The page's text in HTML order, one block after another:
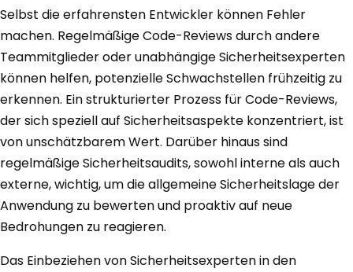
Selbst die erfahrensten Entwickler können Fehler
machen. Regelmäßige Code-Reviews durch andere
Teammitglieder oder unabhängige Sicherheitsexperten
können helfen, potenzielle Schwachstellen frühzeitig zu
erkennen. Ein strukturierter Prozess für Code-Reviews,
der sich speziell auf Sicherheitsaspekte konzentriert, ist
von unschätzbarem Wert. Darüber hinaus sind
regelmäßige Sicherheitsaudits, sowohl interne als auch
externe, wichtig, um die allgemeine Sicherheitslage der
Anwendung zu bewerten und proaktiv auf neue
Bedrohungen zu reagieren.
Das Einbeziehen von Sicherheitsexperten in den